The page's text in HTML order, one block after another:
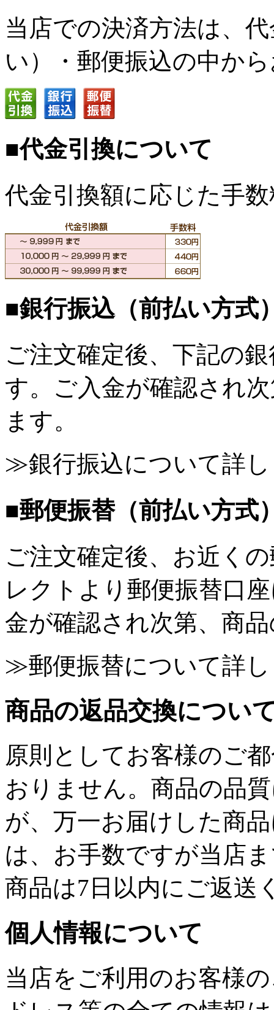
当店での決済方法は、
い）・郵便振込の中か
■代金引換について
代金引換額に応じた手
■銀行振込（前払い方式
ご注文確定後、下記の
す。ご入金が確認され
ます。
≫銀行振込について詳
■郵便振替（前払い方式
ご注文確定後、お近く
レクトより郵便振替口
金が確認され次第、商
≫郵便振替について詳
商品の返品交換につい
原則としてお客様のご
おりません。商品の品
が、万一お届けした商
は、お手数ですが当店
商品は7日以内にご返送
個人情報について
当店をご利用のお客様